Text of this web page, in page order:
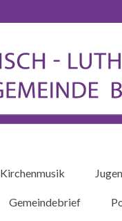
Kirchenmusik
Gemeindebrief